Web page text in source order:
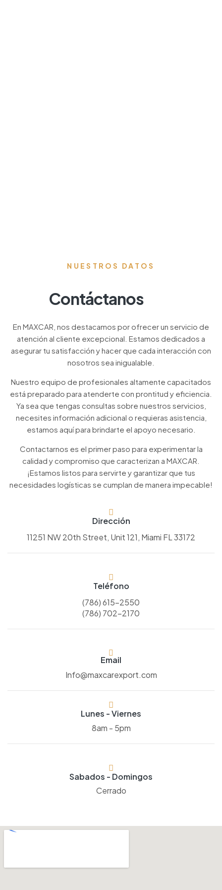
NUESTROS DATOS
Contáctanos
En MAXCAR, nos destacamos por ofrecer un servicio de
atención al cliente excepcional. Estamos dedicados a
asegurar tu satisfacción y hacer que cada interacción con
nosotros sea inigualable.
Nuestro equipo de profesionales altamente capacitados
está preparado para atenderte con prontitud y eficiencia.
Ya sea que tengas consultas sobre nuestros servicios,
necesites información adicional o requieras asistencia,
estamos aquí para brindarte el apoyo necesario.
Contactarnos es el primer paso para experimentar la
calidad y compromiso que caracterizan a MAXCAR.
¡Estamos listos para servirte y garantizar que tus
necesidades logísticas se cumplan de manera impecable!
Dirección
11251 NW 20th Street, Unit 121, Miami FL 33172
Teléfono
(786) 615-2550
(786) 702-2170
Email
Info@maxcarexport.com
Lunes - Viernes
8am - 5pm
Sabados - Domingos
Cerrado